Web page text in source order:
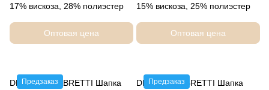
17% вискоза, 28% полиэстер
Оптовая цена
15% вискоза, 25% полиэстер
Оптовая цена
Предзаказ
DLIF65-12 FABRETTI Шапка
Предзаказ
DLIF65-2 FABRETTI Шапка